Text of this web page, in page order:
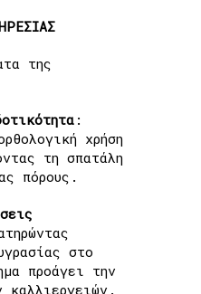
της
ικότητα :
χρήση
τη σπατάλη
πόρους.
ις
στο
προάγει την
καλλιεργειών.